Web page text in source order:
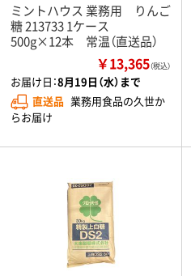
ミントハウス 業務用 りんご
糖 213733 1ケース
500g×12本 常温（直送品）
￥13,365（税込）
お届け日：8月19日（水）まで
直送品 業務用食品の久世か
らお届け